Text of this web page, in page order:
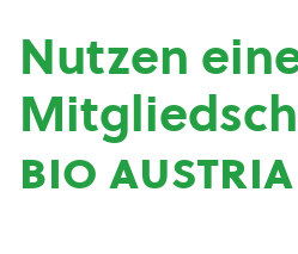
Nutzen
bio austria